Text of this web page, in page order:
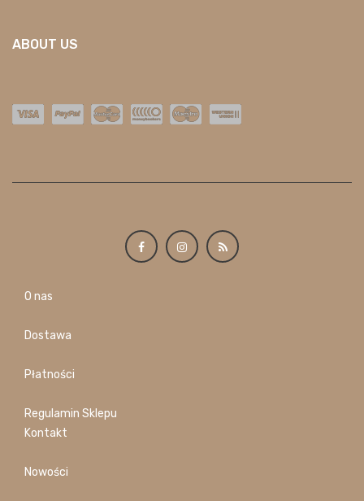
ABOUT US
O nas
Dostawa
Płatności
Regulamin Sklepu
Kontakt
Nowości